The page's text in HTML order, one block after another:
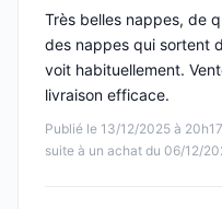
Publié le 13/12/2025 à 20h17
suite à un achat du 06/12/
Très belles nappes, de
des nappes qui sortent
voit habituellement.
livraison efficace.